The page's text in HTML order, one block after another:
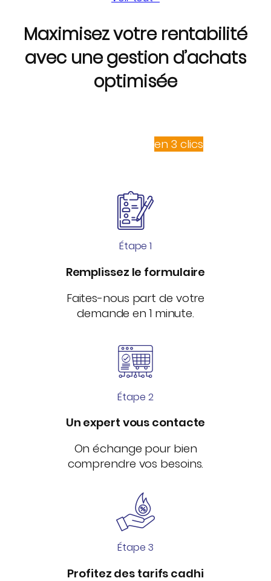
Maximisez votre rentabilité
avec une gestion d’achats
optimisée
en 3 clics
Étape 1
Remplissez le formulaire
Faites-nous part de votre
demande en 1 minute.
Étape 2
Un expert vous contacte
On échange pour bien
comprendre vos besoins.
Étape 3
Profitez des tarifs cadhi